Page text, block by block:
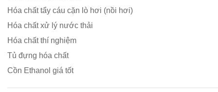
Hóa chất tẩy cáu cặn lò hơi (nồi hơi)
Hóa chất xử lý nước thải
Hóa chất thí nghiệm
Tủ đựng hóa chất
Cồn Ethanol giá tốt